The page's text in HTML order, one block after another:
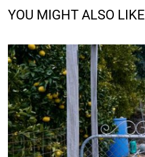
YOU MIGHT ALSO LIKE